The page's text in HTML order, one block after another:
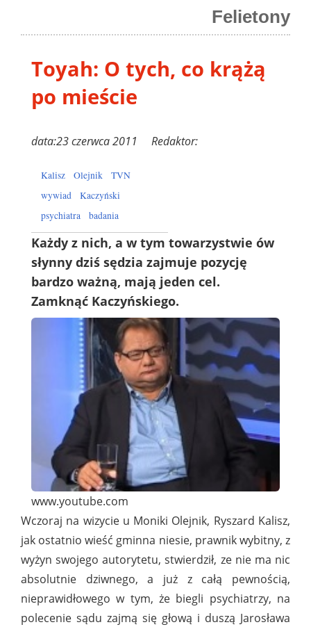
Felietony
Toyah: O tych, co krążą
po mieście
data:23 czerwca 2011 Redaktor:
Kalisz Olejnik
TVN
wywiad
Kaczyński
psychiatra
badania
Każdy z nich, a w tym towarzystwie ów
słynny dziś sędzia zajmuje pozycję
bardzo ważną, mają jeden cel.
Zamknąć Kaczyńskiego.
www.youtube.com
Wczoraj na wizycie u Moniki Olejnik, Ryszard Kalisz,
jak ostatnio wieść gminna niesie, prawnik wybitny, z
wyżyn swojego autorytetu, stwierdził, ze nie ma nic
absolutnie dziwnego, a już z całą pewnością,
nieprawidłowego w tym, że biegli psychiatrzy, na
polecenie sądu zajmą się głową i duszą Jarosława